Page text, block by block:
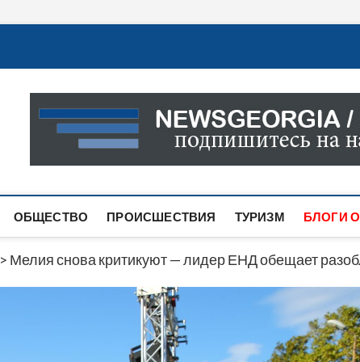
Новости Грузии
САМАЯ АКТУАЛЬНАЯ ИНФОРМАЦИЯ О СОБЫТИЯХ
САЙТЕ ВЫ НАЙДЕТЕ НОВОСТИ ПОЛИТИКИ,
ОБЩЕСТВО ПРОИСШЕСТВИЯ ТУРИЗМ БЛОГИ
> Мелия снова критикуют — лидер ЕНД обещает